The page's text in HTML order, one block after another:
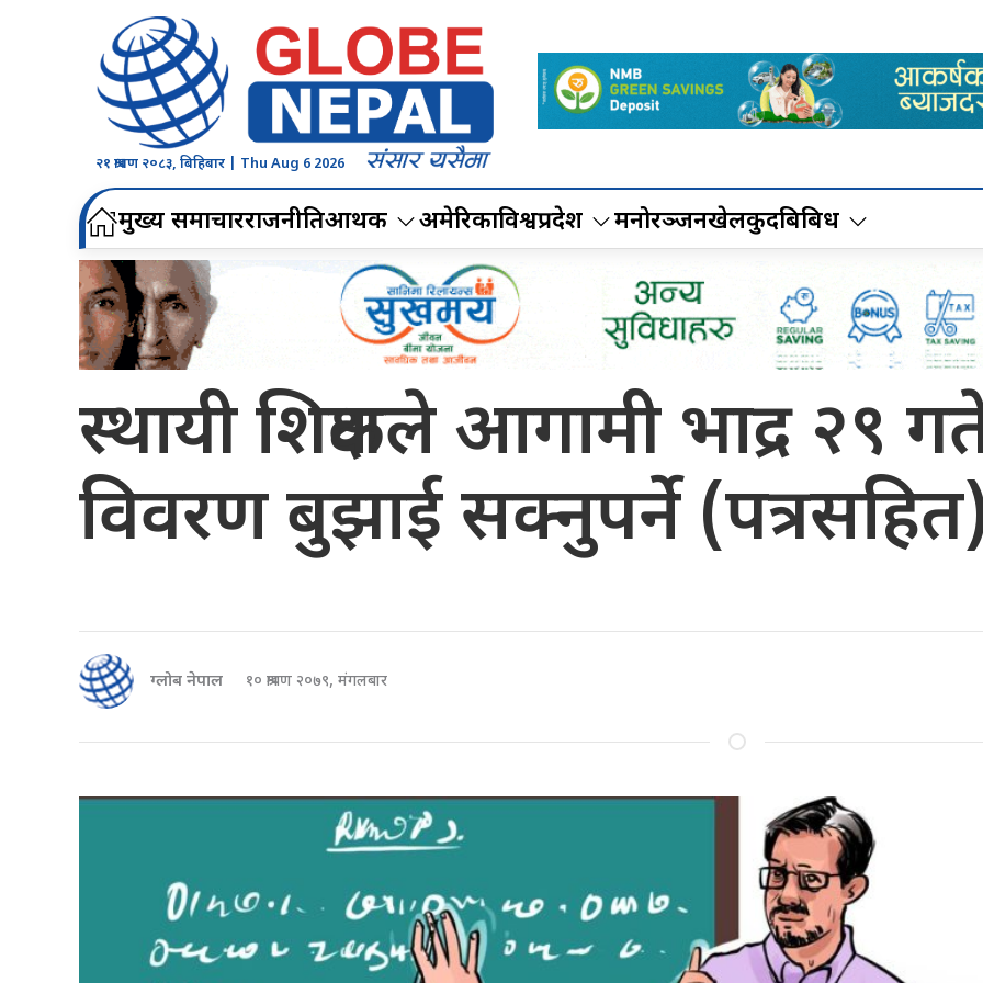
२१ श्रावण २०८३, बिहिबार | Thu Aug 6 2026
मुख्य समाचारराजनीतिआर्थिक अमेरिकाविश्वप्रदेश मनोरञ्जनखेलकुदबिबिध
स्थायी शिक्षकले आगामी भाद्र २९
विवरण बुझाई सक्नुपर्ने
ग्लोब नेपाल १० श्रावण २०७९, मंगलबार